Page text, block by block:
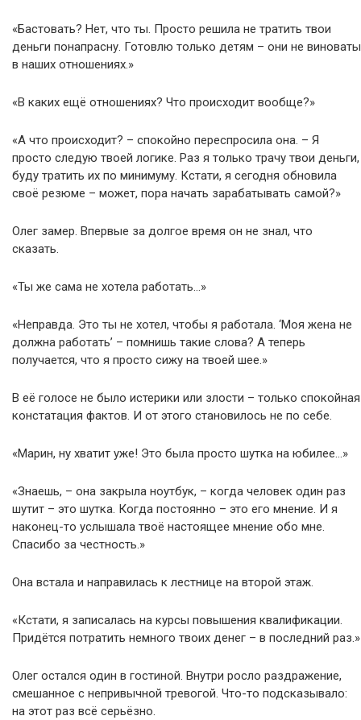
«Бастовать? Нет, что ты. Просто решила не тратить твои
деньги понапрасну. Готовлю только детям – они не виноваты
в наших отношениях.»
«В каких ещё отношениях? Что происходит вообще?»
«А что происходит? – спокойно переспросила она. – Я
просто следую твоей логике. Раз я только трачу твои деньги,
буду тратить их по минимуму. Кстати, я сегодня обновила
своё резюме – может, пора начать зарабатывать самой?»
Олег замер. Впервые за долгое время он не знал, что
сказать.
«Ты же сама не хотела работать…»
«Неправда. Это ты не хотел, чтобы я работала. ‘Моя жена не
должна работать’ – помнишь такие слова? А теперь
получается, что я просто сижу на твоей шее.»
В её голосе не было истерики или злости – только спокойная
констатация фактов. И от этого становилось не по себе.
«Марин, ну хватит уже! Это была просто шутка на юбилее…»
«Знаешь, – она закрыла ноутбук, – когда человек один раз
шутит – это шутка. Когда постоянно – это его мнение. И я
наконец-то услышала твоё настоящее мнение обо мне.
Спасибо за честность.»
Она встала и направилась к лестнице на второй этаж.
«Кстати, я записалась на курсы повышения квалификации.
Придётся потратить немного твоих денег – в последний раз.»
Олег остался один в гостиной. Внутри росло раздражение,
смешанное с непривычной тревогой. Что-то подсказывало:
на этот раз всё серьёзно.